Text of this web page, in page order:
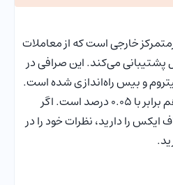
خارجی است که از معاملات
11 ارز دیجیتال پشتیبانی می‌کند. این صرافی در
و بیس راه‌اندازی شده است.
حداکثر کارمزد معاملات آن هم برابر با 0.05 درصد است. اگر
ایکس را دارید، نظرات خود را در